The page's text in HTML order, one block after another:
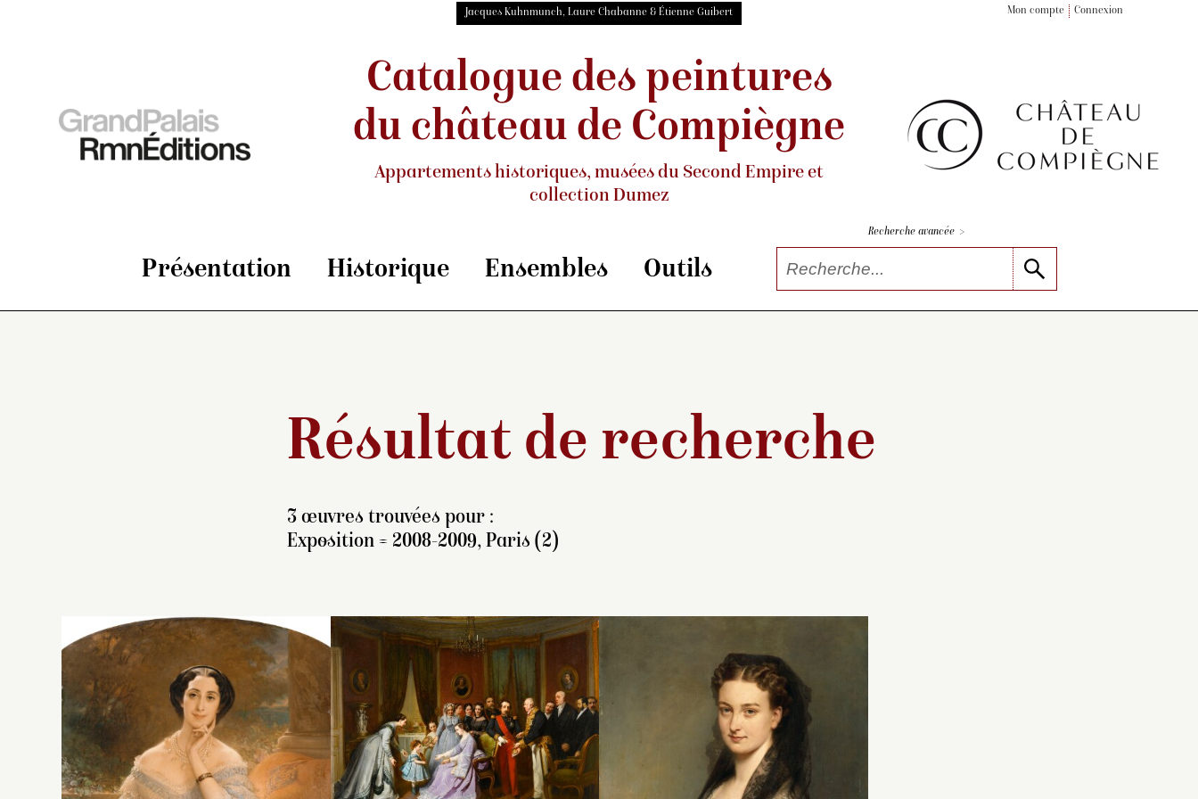
Jacques Kuhnmunch, Laure Chabanne & Étienne Guibert Mon compte Connexion
Catalogue des peintures
du château de Compiègne
Appartements historiques, muséesdu Second Empire et
collection Dumez
Présentation Historique Ensembles Outils
Recherche avancée >
Résultat de recherche
3 œuvres trouvées pour :
Exposition = 2008-2009, Paris (2)
La baronne Pauline Hallez-
Claparède est la fille du
lieutenant-général Jean
d’Arriule (1774-1850) et de
Luce-Marie Lavinie Barbier-
À la fin août 1867,
l’empereur et l’impératrice
se rendent dans le nord de
la France en voyage officiel
pour commémorer le